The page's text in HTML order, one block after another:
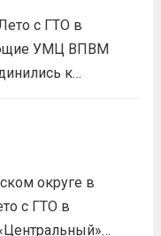
с ГТО в
УМЦ ВПВМ
к
проверкой
друг
показывают
округе в
с ГТО в